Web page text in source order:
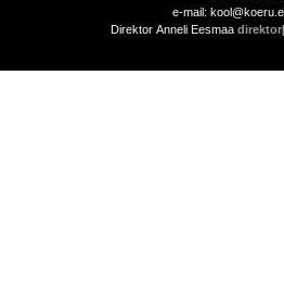
e-mail:
Direktor Anneli Eesmaa